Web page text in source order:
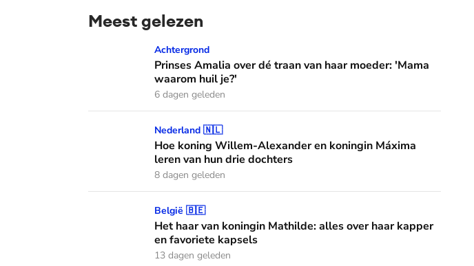
Meest gelezen
Prinses Amalia over dé traan van haar moeder: 'Mama waarom huil je?'
Achtergrond
Prinses Amalia over dé traan van haar moeder: 'Mama
waarom huil je?'
6 dagen geleden
Hoe koning Willem-Alexander en koningin Máxima leren van hun drie dochters
Nederland 🇳🇱
Hoe koning Willem-Alexander en koningin Máxima
leren van hun drie dochters
8 dagen geleden
Het haar van koningin Mathilde: alles over haar kapper en favoriete kapsels
België 🇧🇪
Het haar van koningin Mathilde: alles over haar kapper
en favoriete kapsels
13 dagen geleden